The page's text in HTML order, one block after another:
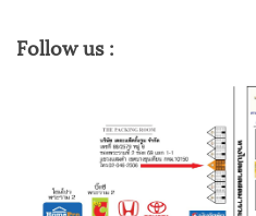
Follow us :